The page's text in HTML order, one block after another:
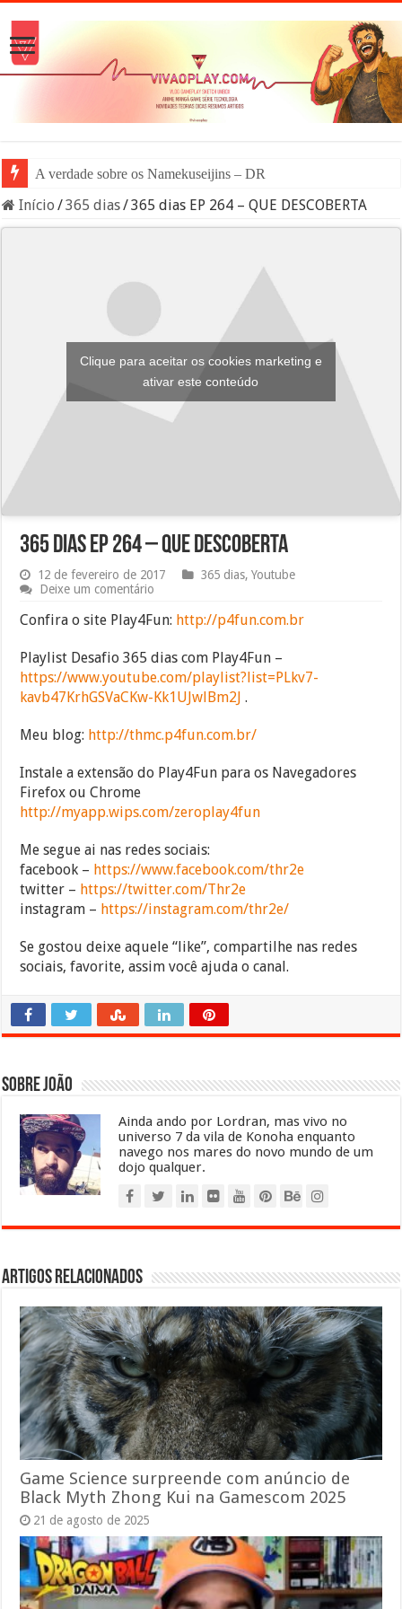
A verdade sobre os Namekuseijins – DRAGON BALL #Ne
Início /365 dias/365 dias EP 264 – QUE DESCOBERTA
Clique para aceitar os cookies marketing e
ativar este conteúdo
365 dias EP 264 – QUE DESCOBERTA
12 de fevereiro de 2017 365 dias,Youtube
Deixe um comentário
Confira o site Play4Fun: http://p4fun.com.br
Playlist Desafio 365 dias com Play4Fun –
https://www.youtube.com/playlist?list=PLkv7-
kavb47KrhGSVaCKw-Kk1UJwlBm2J .
Meu blog: http://thmc.p4fun.com.br/
Instale a extensão do Play4Fun para os Navegadores
Firefox ou Chrome
http://myapp.wips.com/zeroplay4fun
Me segue ai nas redes sociais:
facebook – https://www.facebook.com/thr2e
twitter – https://twitter.com/Thr2e
instagram – https://instagram.com/thr2e/
Se gostou deixe aquele “like”, compartilhe nas redes
sociais, favorite, assim você ajuda o canal.
Sobre João
Ainda ando por Lordran, mas vivo no
universo 7 da vila de Konoha enquanto
navego nos mares do novo mundo de um
dojo qualquer.
Artigos relacionados
Game Science surpreende com anúncio de
Black Myth Zhong Kui na Gamescom 2025
21 de agosto de 2025